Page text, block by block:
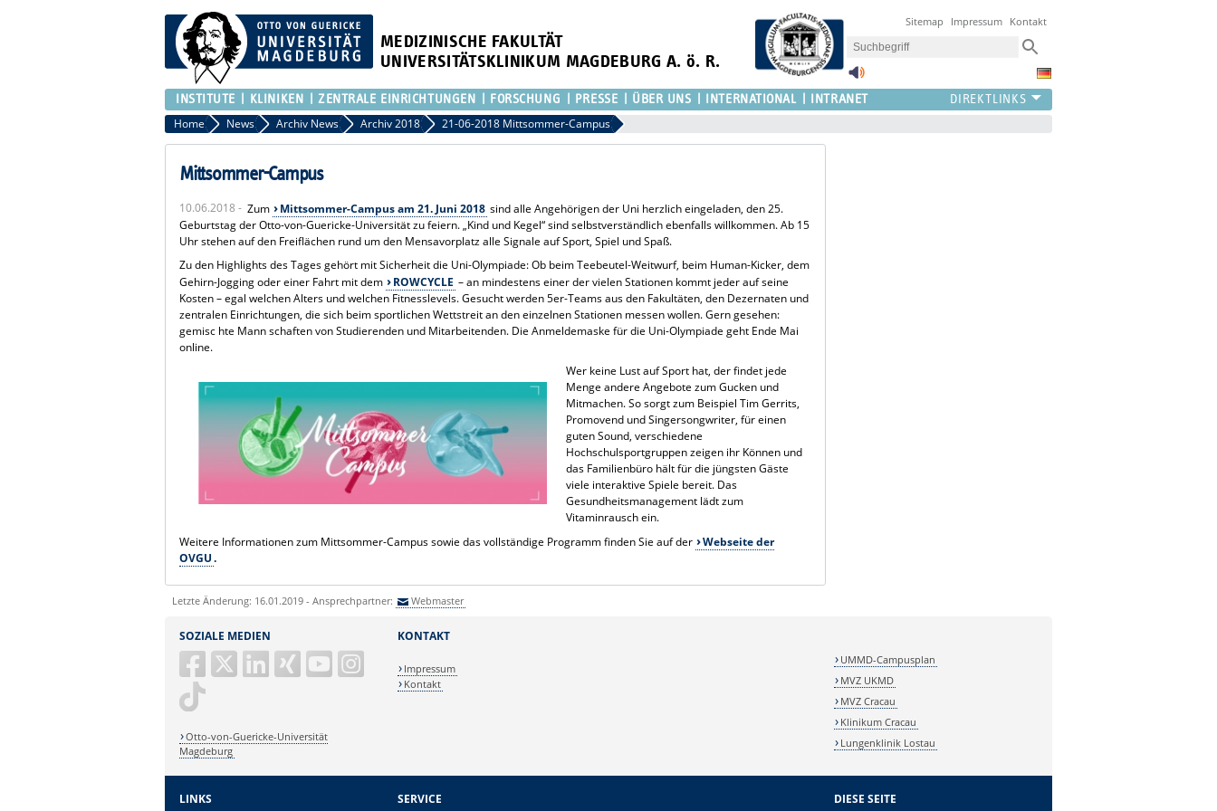
MEDIZINISCHE FAKULTÄT
UNIVERSITÄTSKLINIKUM MAGDEBURG A. ö. R.
Sitemap Impressum Kontakt
INSTITUTE KLINIKEN ZENTRALE EINRICHTUNGEN FORSCHUNG PRESSE ÜBER UNS INTERNATIONAL INTRANET
Home News Archiv News Archiv 2018 21-06-2018 Mittsommer-Campus
Mittsommer-Campus
10.06.2018 -Zum Mittsommer-Campus am 21. Juni 2018 sind alle Angehörigen der Uni herzlich eingeladen, den 25.
Geburtstag der Otto-von-Guericke-Universität zu feiern. „Kind und Kegel“ sind selbstverständlich ebenfalls willkommen. Ab 15
Uhr stehen auf den Freiflächen rund um den Mensavorplatz alle Signale auf Sport, Spiel und Spaß.
Zu den Highlights des Tages gehört mit Sicherheit die Uni-Olympiade: Ob beim Teebeutel-Weitwurf, beim Human-Kicker, dem
Gehirn-Jogging oder einer Fahrt mit dem
ROWCYCLE – an mindestens einer der vielen Stationen kommt jeder auf seine
Kosten – egal welchen Alters und welchen Fitnesslevels. Gesucht werden 5er-Teams aus den Fakultäten, den Dezernaten und
zentralen Einrichtungen, die sich beim sportlichen Wettstreit an den einzelnen Stationen messen wollen. Gern gesehen:
gemisc hte Mann schaften von Studierenden und Mitarbeitenden. Die Anmeldemaske für die Uni-Olympiade geht Ende Mai
online.
Wer keine Lust auf Sport hat, der findet jede
Menge andere Angebote zum Gucken und
Mitmachen. So sorgt zum Beispiel Tim Gerrits,
Promovend und Singersongwriter, für einen
guten Sound, verschiedene
Hochschulsportgruppen zeigen ihr Können und
das Familienbüro hält für die jüngsten Gäste
viele interaktive Spiele bereit. Das
Gesundheitsmanagement lädt zum
Vitaminrausch ein.
Weitere Informationen zum Mittsommer-Campus sowie das vollständige Programm finden Sie auf der
Webseite der
OVGU.
Letzte Änderung: 16.01.2019 - Ansprechpartner: Webmaster
SOZIALE MEDIEN
Otto-von-Guericke-Universität
Magdeburg
KONTAKT
Impressum
Kontakt
UMMD-Campusplan
MVZ UKMD
MVZ Cracau
Klinikum Cracau
Lungenklinik Lostau
LINKS SERVICE DIESE SEITE